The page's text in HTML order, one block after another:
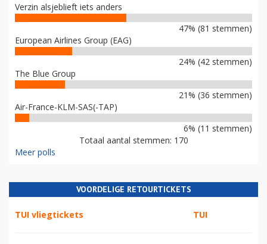
Verzin alsjeblieft iets anders
47% (81 stemmen)
European Airlines Group (EAG)
24% (42 stemmen)
The Blue Group
21% (36 stemmen)
Air-France-KLM-SAS(-TAP)
6% (11 stemmen)
Totaal aantal stemmen: 170
Meer polls
VOORDELIGE RETOURTICKETS
TUI vliegtickets TUI